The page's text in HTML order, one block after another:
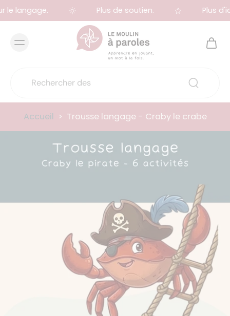
le langage. Plus de soutien. Plus
Accueil > Trousse langage - Craby le crabe